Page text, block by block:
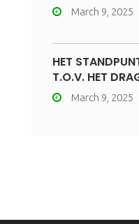
March 9, 2025
HET
T.O.V. HET
March 9, 2025